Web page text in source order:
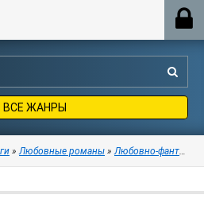
ВСЕ ЖАНРЫ
»Любовные романы »Любовно-